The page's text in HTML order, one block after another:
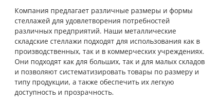
Компания предлагает различные размеры и формы
стеллажей для удовлетворения потребностей
различных предприятий. Наши металлические
складские стеллажи подходят для использования как в
производственных, так и в коммерческих учреждениях.
Они подходят как для больших, так и для малых складов
и позволяют систематизировать товары по размеру и
типу продукции, а также обеспечить их легкую
доступность и прозрачность.